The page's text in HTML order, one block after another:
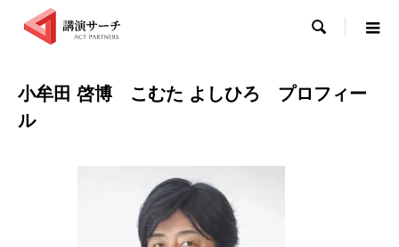

小牟田 啓博 こむた よしひろ プロフィー
ル